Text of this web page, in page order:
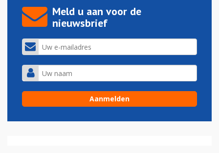
Meld u aan voor de
nieuwsbrief